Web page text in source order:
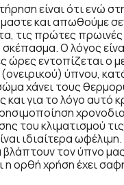
είναι ότι ενώ
και απωθούμε
τις πρώτες
Ο λόγος
ώρες εντοπίζεται ο
(ονειρικού) ύπνου,
χάνει τους
και για το λόγο αυτό
του κλιματισμού
ιδιαίτερα
βλάπτουν τον ύπνο
η ορθή χρήση έχει